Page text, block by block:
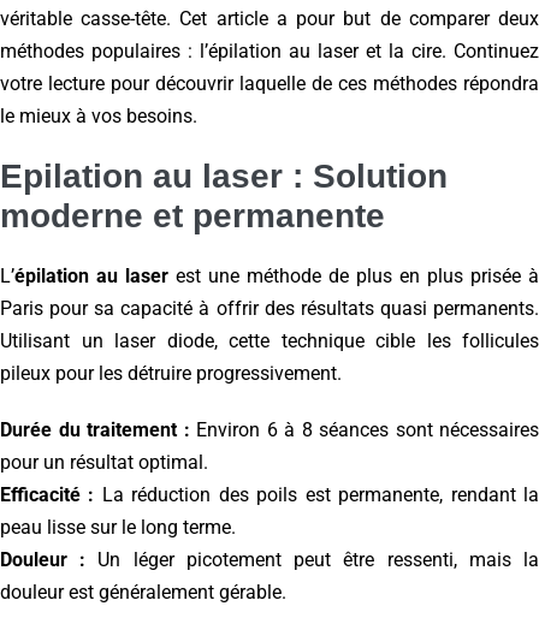
véritable casse-tête. Cet article a pour but de comparer deux
méthodes populaires : l’épilation au laser et la cire. Continuez
votre lecture pour découvrir laquelle de ces méthodes répondra
le mieux à vos besoins.
Epilation au laser : Solution
moderne et permanente
L’épilation au laser est une méthode de plus en plus prisée à
Paris pour sa capacité à offrir des résultats quasi permanents.
Utilisant un laser diode, cette technique cible les follicules
pileux pour les détruire progressivement.
Durée du traitement : Environ 6 à 8 séances sont nécessaires
pour un résultat optimal.
Efficacité : La réduction des poils est permanente, rendant la
peau lisse sur le long terme.
Douleur : Un léger picotement peut être ressenti, mais la
douleur est généralement gérable.